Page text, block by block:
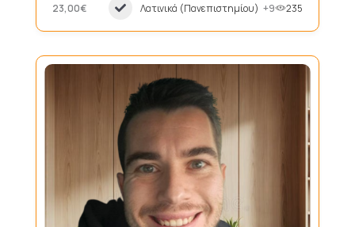
23,00€ Λατινικά (Πανεπιστημίου) +9 235